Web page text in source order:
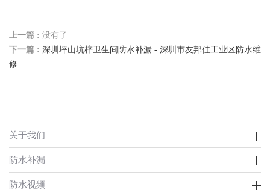
上一篇 : 没有了
下一篇 : 深圳坪山坑梓卫生间防水补漏 - 深圳市友邦佳工业区防水维
修
关于我们
防水补漏
防水视频